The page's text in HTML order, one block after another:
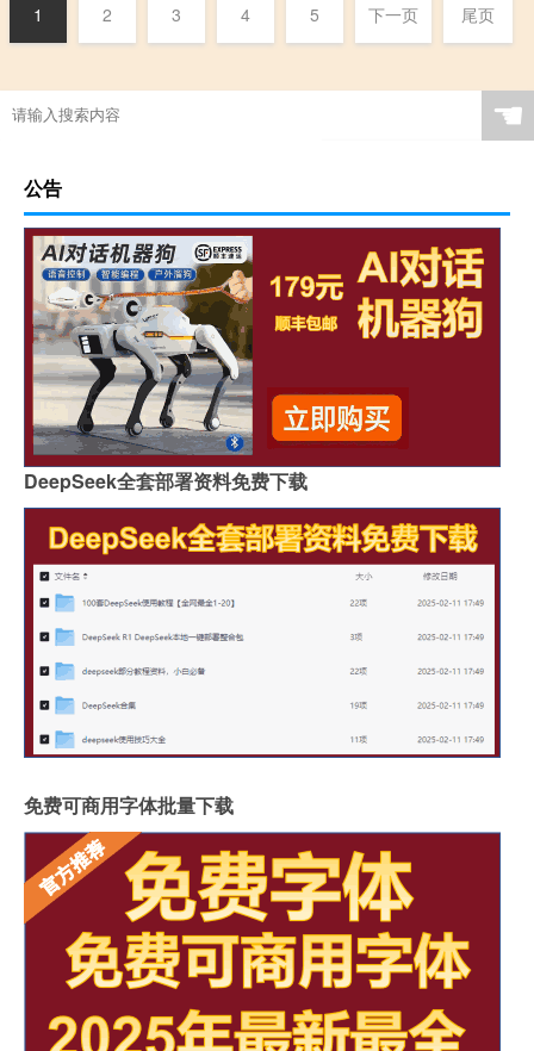
1 2 3 4 5 下一页 尾页
☚
公告
DeepSeek全套部署资料免费下载
免费可商用字体批量下载